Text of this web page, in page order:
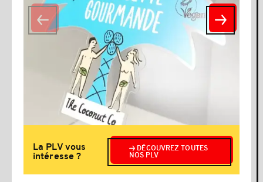
La PLV vous
intéresse ?
DÉCOUVREZ TOUTES
NOS PLV